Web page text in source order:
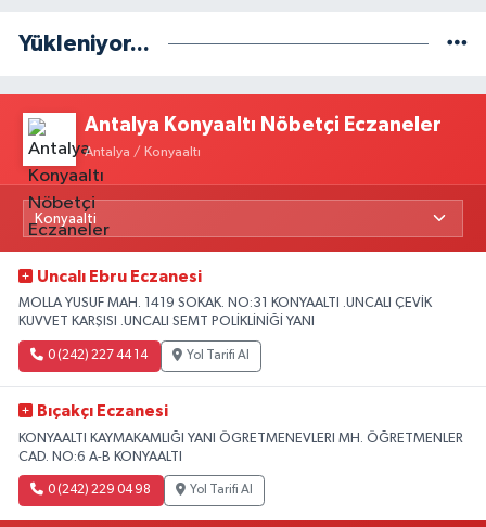
Yükleniyor...
Antalya Konyaaltı Nöbetçi Eczaneler
Antalya / Konyaaltı
Uncalı Ebru Eczanesi
MOLLA YUSUF MAH. 1419 SOKAK. NO:31 KONYAALTI .UNCALI ÇEVİK
KUVVET KARŞISI .UNCALI SEMT POLİKLİNİĞİ YANI
0 (242) 227 44 14 Yol Tarifi Al
Bıçakçı Eczanesi
KONYAALTI KAYMAKAMLIĞI YANI ÖGRETMENEVLERI MH. ÖĞRETMENLER
CAD. NO:6 A-B KONYAALTI
0 (242) 229 04 98 Yol Tarifi Al